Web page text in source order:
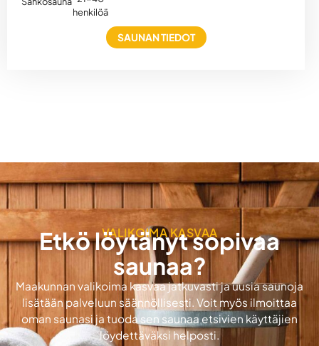
henkilöä
SAUNAN TIEDOT
VALIKOIMA KASVAA
Etkö löytänyt sopivaa
saunaa?
Maakunnan valikoima kasvaa jatkuvasti ja uusia saunoja
lisätään palveluun säännöllisesti. Voit myös ilmoittaa
oman saunasi ja tuoda sen saunaa etsivien käyttäjien
löydettäväksi helposti.